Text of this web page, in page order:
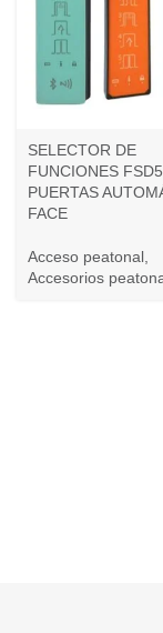
SELECTOR DE
FUNCIONES
PUERTAS
FACE
Acceso peatonal
Accesorios